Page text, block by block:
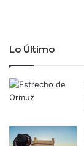
Lo Último